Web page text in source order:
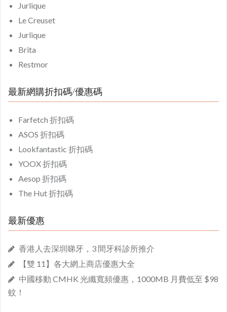
Jurlique
Le Creuset
Jurlique
Brita
Restmor
最新網購折扣碼/優惠碼
Farfetch 折扣碼
ASOS 折扣碼
Lookfantastic 折扣碼
YOOX 折扣碼
Aesop 折扣碼
The Hut 折扣碼
最新優惠
香港人去深圳睇牙，3 間牙科診所推介
【雙 11】各大網上商店優惠大全
中國移動 CMHK 光纖寬頻優惠，1000MB 月費低至 $98
蚊！